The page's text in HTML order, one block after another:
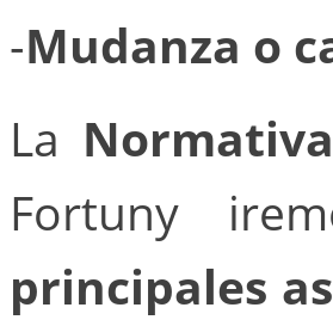
-Mudanza o
La Normativa
Fortuny
principales